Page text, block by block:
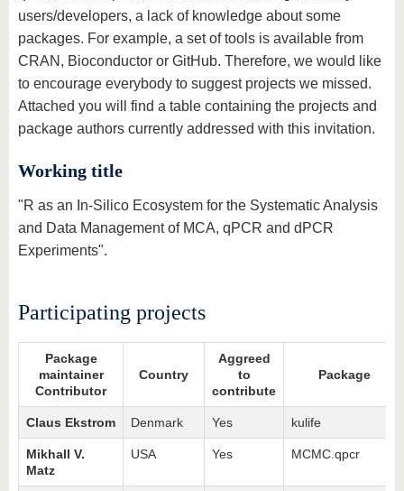
users/developers, a lack of knowledge about some
packages. For example, a set of tools is available from
CRAN, Bioconductor or GitHub. Therefore, we would like
to encourage everybody to suggest projects we missed.
Attached you will find a table containing the projects and
package authors currently addressed with this invitation.
Working title
"R as an In-Silico Ecosystem for the Systematic Analysis
and Data Management of MCA, qPCR and dPCR
Experiments".
Participating projects
Package
maintainer
Contributor
Country
Aggreed
to
contribute
Package
Claus Ekstrom Denmark Yes kulife
Mikhall V.
Matz
USA Yes MCMC.qpcr